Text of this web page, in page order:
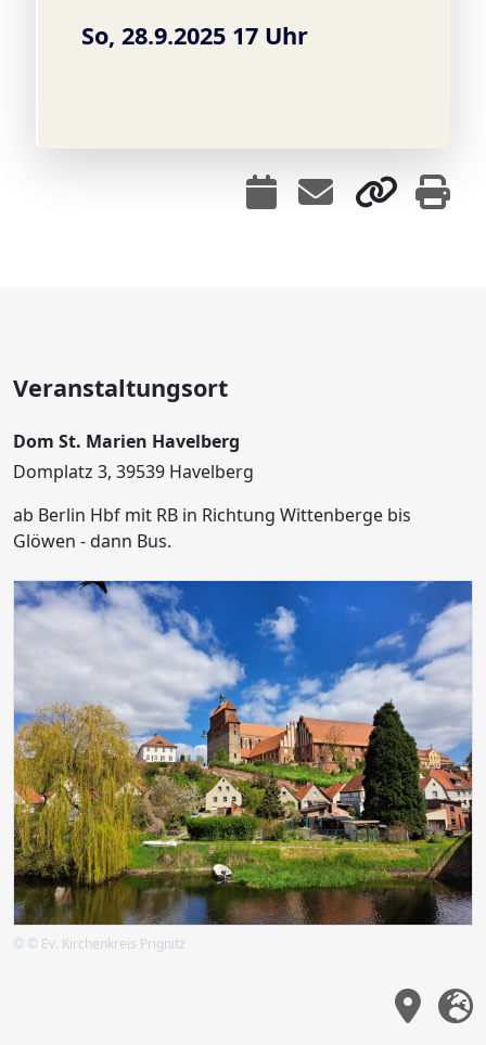
So, 28.9.2025 17 Uhr
Veranstaltungsort
Dom St. Marien Havelberg
Domplatz 3, 39539 Havelberg
ab Berlin Hbf mit RB in Richtung Wittenberge bis
Glöwen - dann Bus.
© © Ev. Kirchenkreis Prignitz